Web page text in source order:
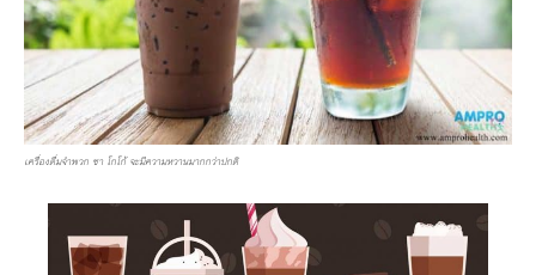
เครื่องดื่มจำพวก ชา โกโก้ จะมีความหวานมากกว่าปกติ